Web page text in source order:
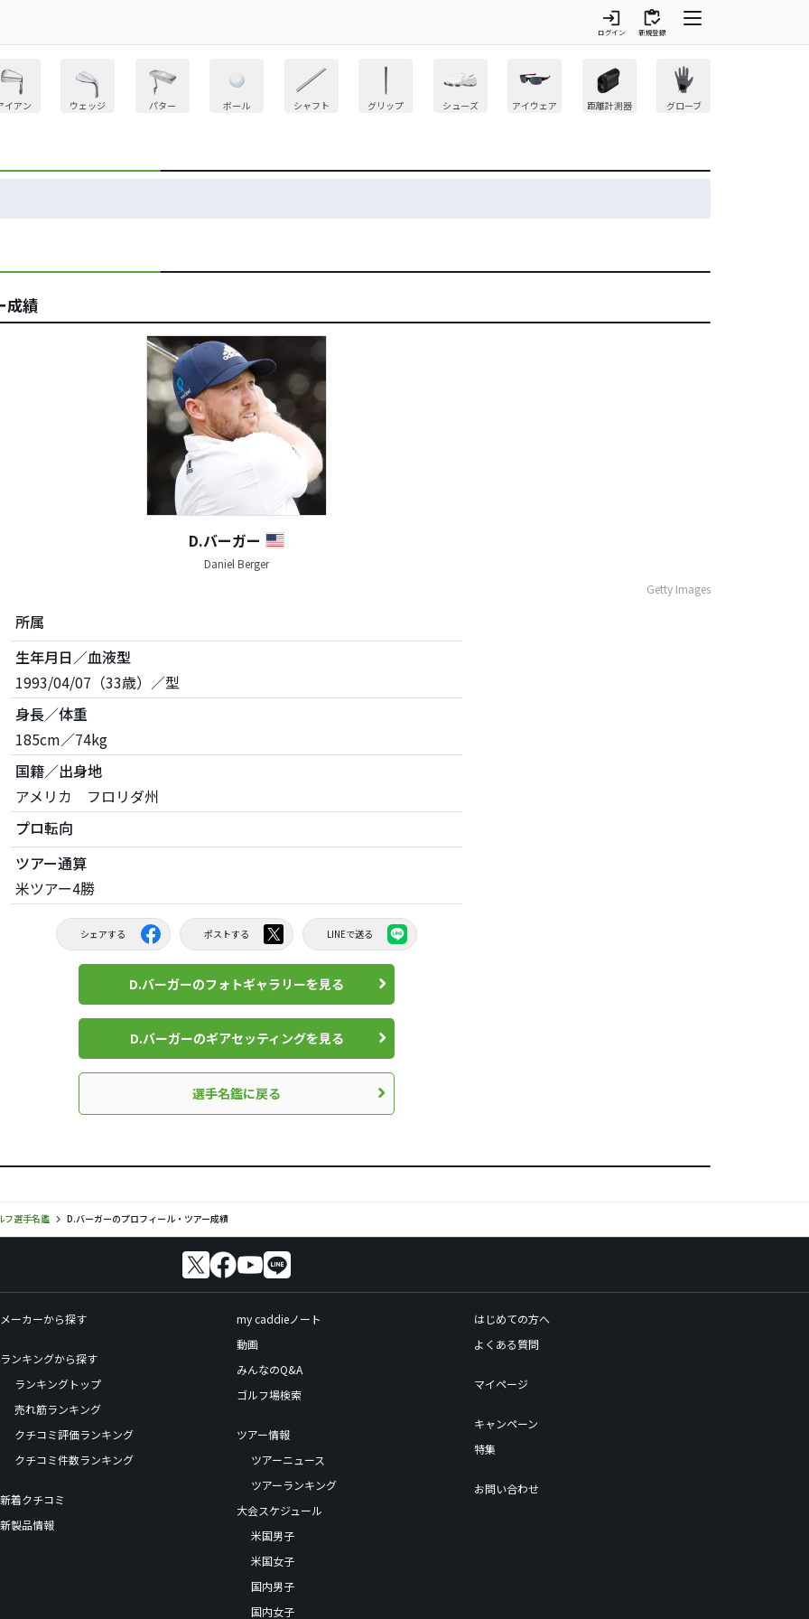
login
ログイン
inventory
新規登録
イアン ウェッジ パター ボール シャフト グリップ シューズ アイウェア 距離計測器 グローブ
成績
D.バーガー
Daniel Berger
Getty Images
所属
生年月日／血液型
1993/04/07（33歳）／型
身長／体重
185cm／74kg
国籍／出身地
アメリカ フロリダ州
プロ転向
ツアー通算
米ツアー4勝
シェアする ポストする LINEで送る
D.バーガーのフォトギャラリーを見る
D.バーガーのギアセッティングを見る
選手名鑑に戻る
フ選手名鑑 D.バーガーのプロフィール・ツアー成績
メーカーから探す
ランキングから探す
ランキングトップ
売れ筋ランキング
クチコミ評価ランキング
クチコミ件数ランキング
新着クチコミ
新製品情報
my caddieノート
動画
みんなのQ&A
ゴルフ場検索
ツアー情報
ツアーニュース
ツアーランキング
大会スケジュール
米国男子
米国女子
国内男子
国内女子
はじめての方へ
よくある質問
マイページ
キャンペーン
特集
お問い合わせ